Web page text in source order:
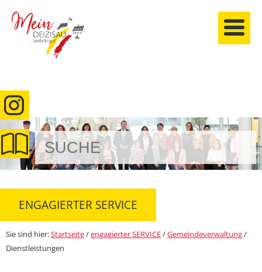
anmelden
ENGAGIERTER SERVICE
Sie sind hier:Startseite/engagierter SERVICE/Gemeindeverwaltung/
Dienstleistungen